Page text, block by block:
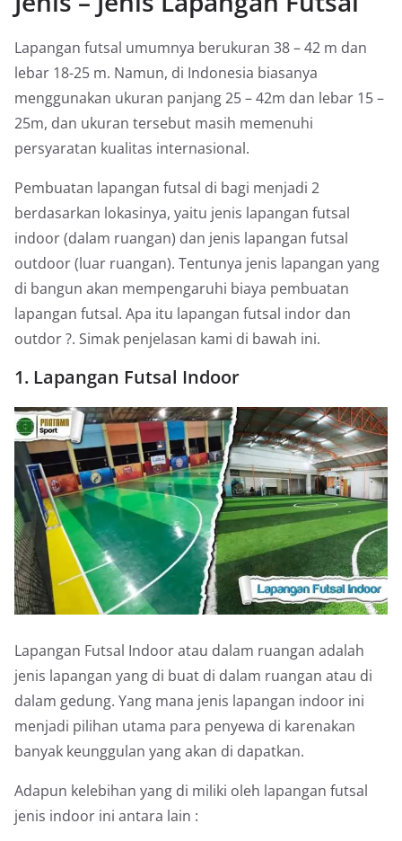
Lapangan futsal umumnya berukuran 38 – 42 m dan
lebar 18-25 m. Namun, di Indonesia biasanya
menggunakan ukuran panjang 25 – 42m dan lebar 15 –
25m, dan ukuran tersebut masih memenuhi
persyaratan kualitas internasional.
Pembuatan lapangan futsal di bagi menjadi 2
berdasarkan lokasinya, yaitu jenis lapangan futsal
indoor (dalam ruangan) dan jenis lapangan futsal
outdoor (luar ruangan). Tentunya jenis lapangan yang
di bangun akan mempengaruhi biaya pembuatan
lapangan futsal. Apa itu lapangan futsal indor dan
outdor ?. Simak penjelasan kami di bawah ini.
1. Lapangan Futsal Indoor
Lapangan Futsal Indoor atau dalam ruangan adalah
jenis lapangan yang di buat di dalam ruangan atau di
dalam gedung. Yang mana jenis lapangan indoor ini
menjadi pilihan utama para penyewa di karenakan
banyak keunggulan yang akan di dapatkan.
Adapun kelebihan yang di miliki oleh lapangan futsal
jenis indoor ini antara lain :